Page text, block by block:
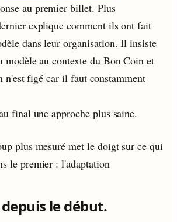
au premier billet. Plus
explique comment ils ont fait
dans leur organisation. Il insiste
modèle au contexte du Bon Coin et
n'est figé car il faut constamment
final une approche plus saine.
plus mesuré met le doigt sur ce qui
le premier : l'adaptation
le début.